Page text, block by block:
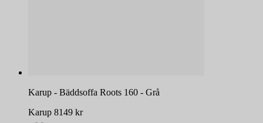
Karup - Bäddsoffa Roots 160 - Grå
Karup 8149 kr